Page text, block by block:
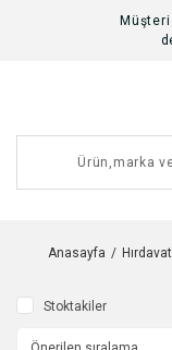
Anasayfa
Stoktakiler